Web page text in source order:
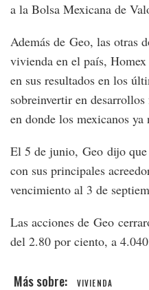
a la Bolsa Mexicana de
Además de Geo, las otras
vivienda en el país,
en sus resultados en los
sobreinvertir en
en donde los mexicanos
El 5 de junio, Geo dijo
con sus principales
vencimiento al 3 de
Las acciones de Geo
del 2.80 por ciento, a
VIVIENDA